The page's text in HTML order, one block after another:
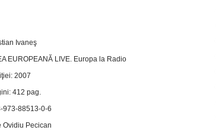
Ivaneş
EUROPEANĂ LIVE. Europa la Radio
2007
412 pag.
973-88513-0-6
Pecican